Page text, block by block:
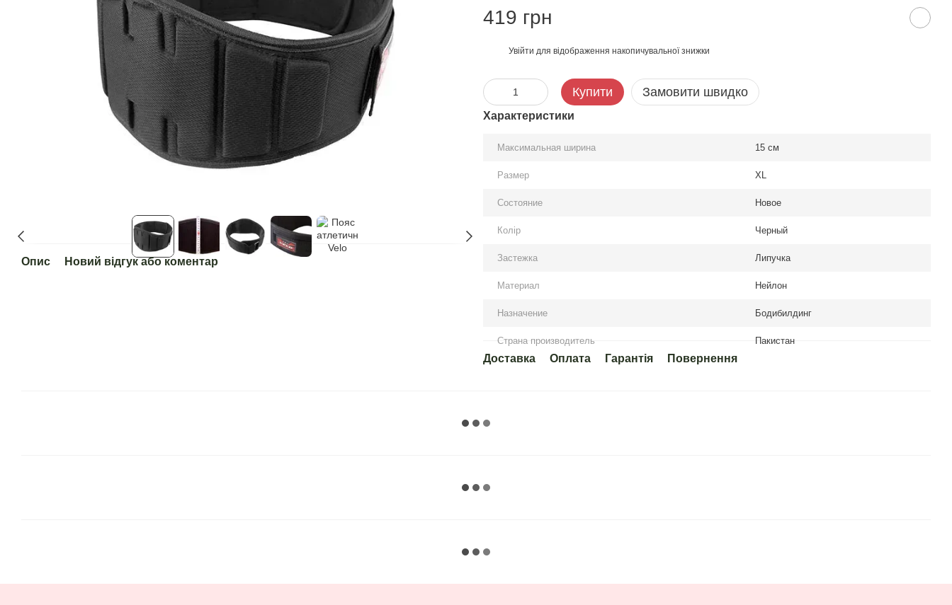
Опис Новий відгук або коментар
419 грн
Увійти для відображення накопичувальної знижки
Купити Замовити швидко
Характеристики
Максимальная ширина 15 см
Размер XL
Состояние Новое
Колір Черный
Застежка Липучка
Материал Нейлон
Назначение Бодибилдинг
Страна производитель Пакистан
Доставка Оплата Гарантія Повернення